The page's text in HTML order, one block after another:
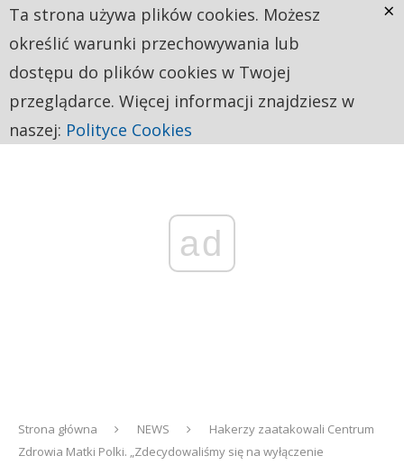
ad
Strona główna NEWS
Hakerzy zaatakowali Centrum
Zdrowia Matki Polki. „Zdecydowaliśmy się na wyłączenie
Ta strona używa plików cookies. Możesz
określić warunki przechowywania lub
dostępu do plików cookies w Twojej
przeglądarce. Więcej informacji znajdziesz w
naszej: Polityce Cookies
×